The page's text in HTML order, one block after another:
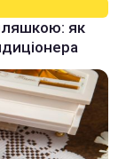
як